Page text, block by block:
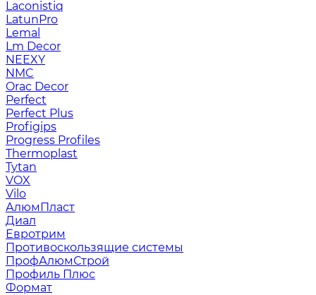
Laconistiq
LatunPro
Lemal
Lm Decor
NEEXY
NMC
Orac Decor
Perfect
Perfect Plus
Profigips
Progress Profiles
Thermoplast
Tytan
VOX
Vilo
АлюмПласт
Диал
Евротрим
Противоскользящие системы
ПрофАлюмСтрой
Профиль Плюс
Формат